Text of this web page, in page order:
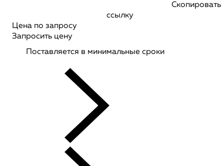
Скопировать
ссылку
Цена по запросу
Запросить цену
Поставляется в минимальные сроки